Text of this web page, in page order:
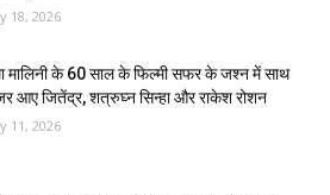
18, 2026
मालिनी के 60 साल के फिल्मी सफर के जश्न में साथ
आए जितेंद्र, शत्रुघ्न सिन्हा और राकेश रोशन
11, 2026